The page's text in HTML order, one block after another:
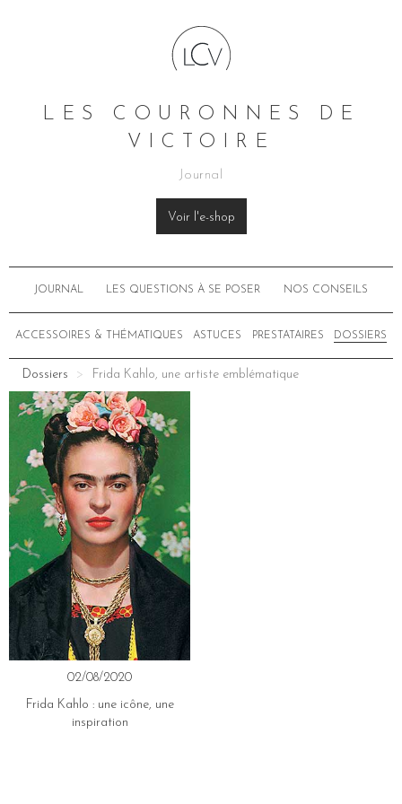
LES COURONNES DE
VICTOIRE
Journal
Voir l'e-shop
JOURNAL LES QUESTIONS À SE POSER NOS CONSEILS
ACCESSOIRES & THÉMATIQUES ASTUCES PRESTATAIRES DOSSIERS
Dossiers Frida Kahlo, une artiste emblématique
02/08/2020
Frida Kahlo : une icône, une
inspiration